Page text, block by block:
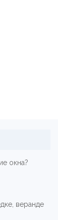
окна?
веранде